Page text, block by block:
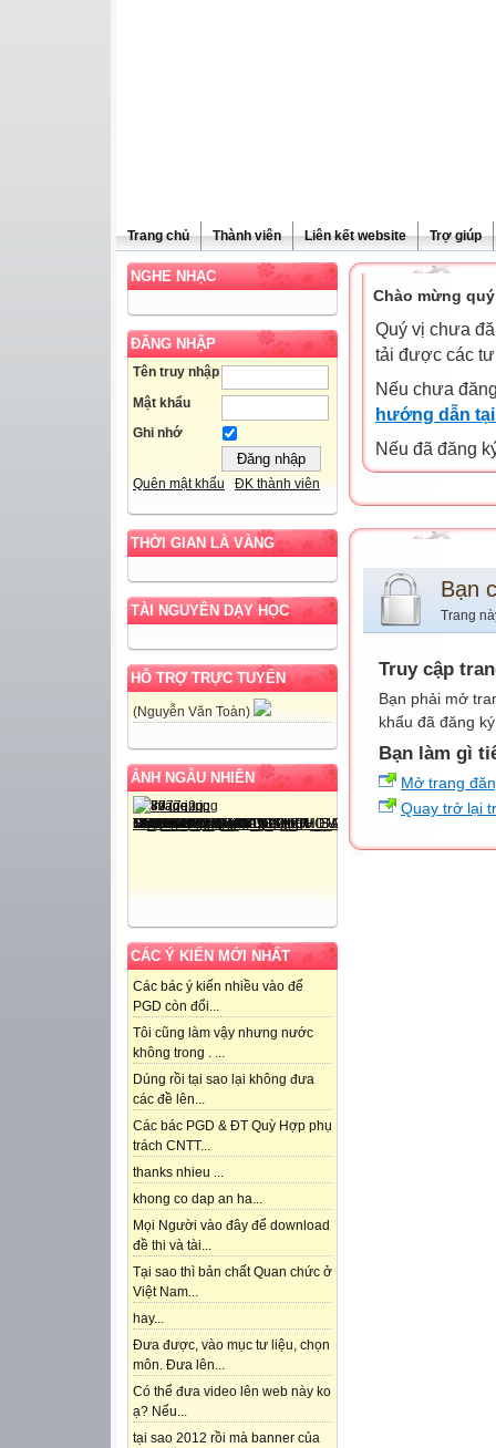
Trang chủ Thành viên Liên kết website Trợ giúp
NGHE NHẠC
ĐĂNG NHẬP
Tên truy nhập
Mật khẩu
Ghi nhớ
Quên mật khẩu ĐK thành viên
THỜI GIAN LÀ VÀNG
TÀI NGUYÊN DẠY HỌC
HỖ TRỢ TRỰC TUYẾN
(Nguyễn Văn Toàn)
ẢNH NGẪU NHIÊN
CÁC Ý KIẾN MỚI NHẤT
Các bác ý kiến nhiều vào để
PGD còn đổi...
Tôi cũng làm vậy nhưng nước
không trong . ...
Dúng rồi tại sao lại không đưa
các đề lên...
Các bác PGD & ĐT Quỳ Hợp phụ
trách CNTT...
thanks nhieu ...
khong co dap an ha...
Mọi Người vào đây để download
đề thi và tài...
Tại sao thì bản chất Quan chức ở
Việt Nam...
hay...
Đưa được, vào mục tư liệu, chọn
môn. Đưa lên...
Có thể đưa video lên web này ko
ạ? Nếu...
tại sao 2012 rồi mà banner của
Chào mừng
Quý vị chưa
tải được các
Nếu chưa
hướng dẫn
Nếu đã đăng
Bạn
Trang
Truy cập
Bạn phải mở
khẩu đã đăng
Bạn làm gì
Mở trang
Quay trở lại